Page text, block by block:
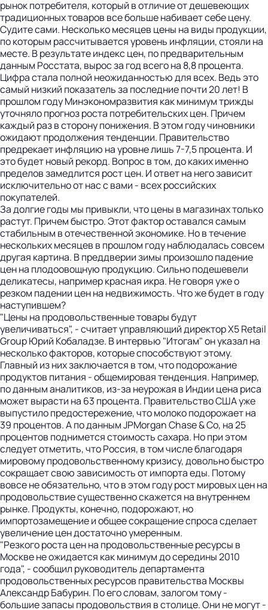
рынок потребителя, который в отличие от дешевеющих
традиционных товаров все больше набивает себе цену.
Судите сами. Несколько месяцев цены на виды продукции,
по которым рассчитывается уровень инфляции, стояли на
месте. В результате индекс цен, по предварительным
данным Росстата, вырос за год всего на 8,8 процента.
Цифра стала полной неожиданностью для всех. Ведь это
самый низкий показатель за последние почти 20 лет! В
прошлом году Мин­экономразвития как минимум трижды
уточняло прогноз роста потребительских цен. Причем
каждый раз в сторону понижения. В этом году чиновники
ожидают продолжения тенденции. Правительство
предрекает инфляцию на уровне лишь 7-7,5 процента. И
это будет новый рекорд. Вопрос в том, до каких именно
пределов замедлится рост цен. И ответ на него зависит
исключительно от нас с вами - всех российских
покупателей.
За долгие годы мы привыкли, что цены в магазинах только
растут. Причем быстро. Этот фактор оставался самым
стабильным в отечественной экономике. Но в течение
нескольких месяцев в прошлом году наблюдалась совсем
другая картина. В преддверии зимы произошло падение
цен на плодоовощную продукцию. Сильно подешевели
деликатесы, например красная икра. Не говоря уже о
резком падении цен на недвижимость. Что же будет в году
наступившем?
"Цены на продовольственные товары будут
увеличиваться", - считает управляющий директор X5 Retail
Group Юрий Кобаладзе. В интервью "Итогам" он указал на
несколько факторов, которые способствуют этому.
Главный из них заключается в том, что подорожание
продуктов питания - общемировая тенденция. Например,
по данным аналитиков, из-за неурожая в Индии цена риса
может вырасти на 63 процента. Правительство США уже
выпустило предостережение, что молоко подорожает на
39 процентов. А по данным JPMorgan Chase & Co, на 25
процентов поднимется стоимость сахара. Но при этом
следует отметить, что Россия, в том числе благодаря
мировому продовольственному кризису, довольно быстро
сокращает свою зависимость от импорта еды. Потому
вовсе не обязательно, что в этом году рост мировых цен на
продовольствие существенно скажется на внутреннем
рынке. Продукты, конечно, подорожают, но
импортозамещение и общее сокращение спроса сделает
увеличение цен достаточно умеренным.
"Резкого роста цен на продовольственные ресурсы в
Москве не ожидается как минимум до середины 2010
года", - сообщил руководитель департамента
продовольст­венных ресурсов правительства Москвы
Александр Бабурин. По его словам, залогом тому -
большие запасы продовольствия в столице. Они не могут ­